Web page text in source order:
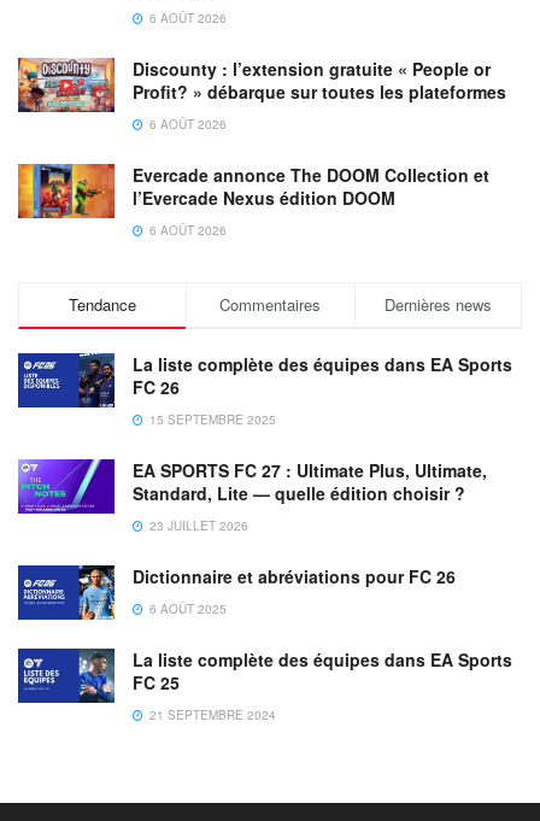
6 AOÛT 2026
Discounty : l’extension gratuite « People or
Profit? » débarque sur toutes les plateformes
6 AOÛT 2026
Evercade annonce The DOOM Collection et
l’Evercade Nexus édition DOOM
6 AOÛT 2026
Tendance Commentaires Dernières news
La liste complète des équipes dans EA Sports
FC 26
15 SEPTEMBRE 2025
EA SPORTS FC 27 : Ultimate Plus, Ultimate,
Standard, Lite — quelle édition choisir ?
23 JUILLET 2026
Dictionnaire et abréviations pour FC 26
6 AOÛT 2025
La liste complète des équipes dans EA Sports
FC 25
21 SEPTEMBRE 2024